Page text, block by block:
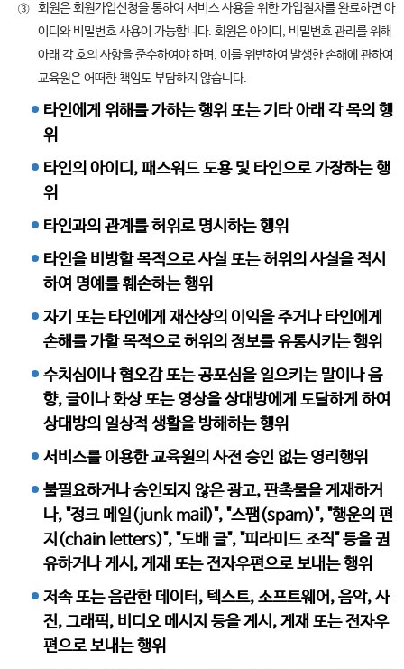
③
회원은 회원가입신청을 통하여 서비스 사용을 위한 가입절차를 완료하면 아
이디와 비밀번호 사용이 가능합니다. 회원은 아이디, 비밀번호 관리를 위해
아래 각 호의 사항을 준수하여야 하며, 이를 위반하여 발생한 손해에 관하여
교육원은 어떠한 책임도 부담하지 않습니다.
타인에게 위해를 가하는 행위 또는 기타 아래 각 목의 행
위
타인의 아이디, 패스워드 도용 및 타인으로 가장하는 행
위
타인과의 관계를 허위로 명시하는 행위
타인을 비방할 목적으로 사실 또는 허위의 사실을 적시
하여 명예를 훼손하는 행위
자기 또는 타인에게 재산상의 이익을 주거나 타인에게
손해를 가할 목적으로 허위의 정보를 유통시키는 행위
수치심이나 혐오감 또는 공포심을 일으키는 말이나 음
향, 글이나 화상 또는 영상을 상대방에게 도달하게 하여
상대방의 일상적 생활을 방해하는 행위
서비스를 이용한 교육원의 사전 승인 없는 영리행위
불필요하거나 승인되지 않은 광고, 판촉물을 게재하거
나, "정크 메일(junk mail)", "스팸(spam)", "행운의 편
지(chain letters)", "도배 글", "피라미드 조직" 등을 권
유하거나 게시, 게재 또는 전자우편으로 보내는 행위
저속 또는 음란한 데이터, 텍스트, 소프트웨어, 음악, 사
진, 그래픽, 비디오 메시지 등을 게시, 게재 또는 전자우
편으로 보내는 행위